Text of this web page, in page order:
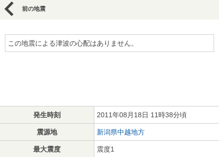
前の地震
この地震による津波の心配はありません。
発生時刻 2011年08月18日 11時38分頃
震源地 新潟県中越地方
最大震度 震度1